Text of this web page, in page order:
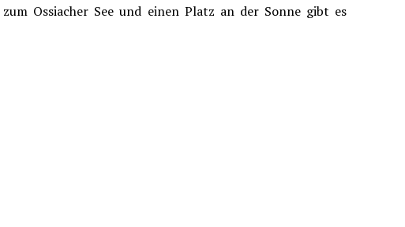
Ossiacher See und einen Platz an der Sonne gibt es